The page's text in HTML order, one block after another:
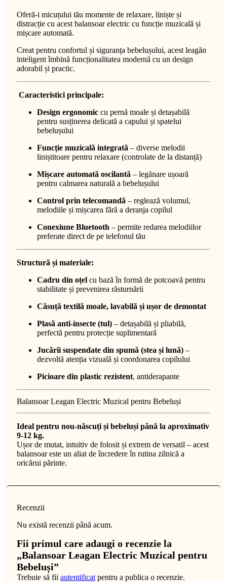
Oferă-i micuțului tău momente de relaxare, liniște și
distracție cu acest balansoar electric cu funcție muzicală și
mișcare automată.
Creat pentru confortul și siguranța bebelușului, acest leagăn
inteligent îmbină funcționalitatea modernă cu un design
adorabil și practic.
Caracteristici principale:
Design ergonomic cu pernă moale și detașabilă
pentru susținerea delicată a capului și spatelui
bebelușului
Funcție muzicală integrată – diverse melodii
liniștitoare pentru relaxare (controlate de la distanță)
Mișcare automată oscilantă – legănare ușoară
pentru calmarea naturală a bebelușului
Control prin telecomandă – reglează volumul,
melodiile și mișcarea fără a deranja copilul
Conexiune Bluetooth – permite redarea melodiilor
preferate direct de pe telefonul tău
Structură și materiale:
Cadru din oțel cu bază în formă de potcoavă pentru
stabilitate și prevenirea răsturnării
Căsuță textilă moale, lavabilă și ușor de demontat
Plasă anti-insecte (tul) – detașabilă și pliabilă,
perfectă pentru protecție suplimentară
Jucării suspendate din spumă (stea și lună) –
dezvoltă atenția vizuală și coordonarea copilului
Picioare din plastic rezistent, antiderapante
Balansoar Leagan Electric Muzical pentru Bebeluși
Ideal pentru nou-născuți și bebeluși până la aproximativ
9-12 kg.
Ușor de mutat, intuitiv de folosit și extrem de versatil – acest
balansoar este un aliat de încredere în rutina zilnică a
oricărui părinte.
Recenzii
Nu există recenzii până acum.
Fii primul care adaugi o recenzie la
„Balansoar Leagan Electric Muzical pentru
Bebeluși”
Trebuie să fii autentificat pentru a publica o recenzie.